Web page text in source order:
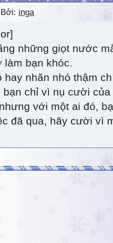
inga
những giọt nước
làm bạn khóc.
nhăn nhó thậm
bạn chỉ vì nụ cười
với một ai đó,
đã qua, hãy cười vì